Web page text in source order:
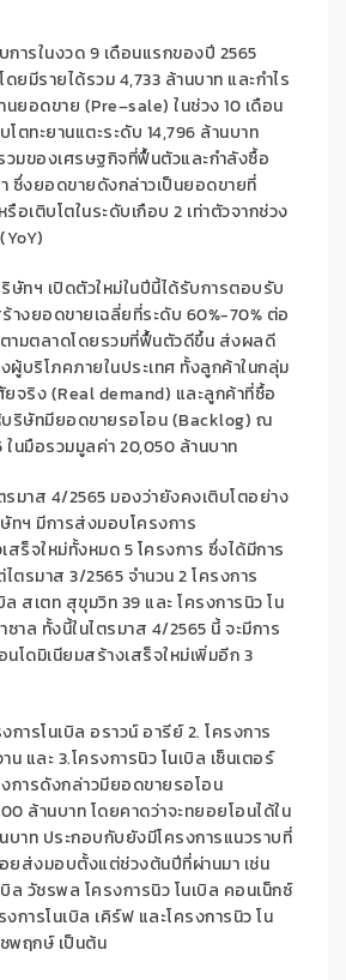
ารในงวด 9 เดือนแรกของป 2565
ดยมีรายได้รวม4,733 ล้านบาท และกำไร
นยอดขาย (Pre–sale) ในช่วง10 เดือน
โตทะยานแตะระดับ 14,796 ล้านบาท
มของเศรษฐกิจที่ฟื้นตัวและกำลังซื้อ
ซึ่งยอดขายดังกล่าวเป็นยอดขายที่
หรือเติบโตในระดับเกือบ 2 เท่าตัวจากช่วง
YoY)
ษัทฯ เปิดตัวใหม่ในปีนี้ได้รับการตอบรับ
างยอดขายเฉลี่ยที่ระดับ 60%-70% ต่อ
ามตลาดโดยรวมที่ฟื้นตัวดีขึ้น ส่งผลดี
ผู้บริโภคภายในประเทศ ทั้งลูกค้าในกลุ่ม
ยจริง(Real demand) และลูกค้าที่ซื้อ
ริษัทมียอดขายรอโอน (Backlog) ณ
ในมือรวมมูลค่า20,050 ล้านบาท
รมาส 4/2565 มองว่ายังคงเติบโตอย่าง
ทฯ มีการส่งมอบโครงการ
สร็จใหม่ทั้งหมด5โครงการ ซึ่งได้มีการ
ไตรมาส 3/2565 จำนวน2โครงการ
ล สเตท สุขุมวิท 39 และโครงการนิว โน
ซาล ทั้งนี้ในไตรมาส 4/2565 นี้ จะมีการ
นโดมิเนียมสร้างเสร็จใหม่เพิ่มอีก3
การโนเบิล อราวน์ อารีย์2. โครงการ
น และ3.โครงการนิว โนเบิล เซ็นเตอร์
การดังกล่าวมียอดขายรอโอน
ล้านบาทโดยคาดว่าจะทยอยโอนได้ใน
บาท ประกอบกับยังมีโครงการแนวราบที่
ยส่งมอบตั้งแต่ช่วงต้นปีที่ผ่านมา เช่น
บิล วัชรพล โครงการนิวโนเบิล คอนเน็กซ์
งการโนเบิล เคิร์ฟ และโครงการนิวโน
พฤกษ์เป็นต้น